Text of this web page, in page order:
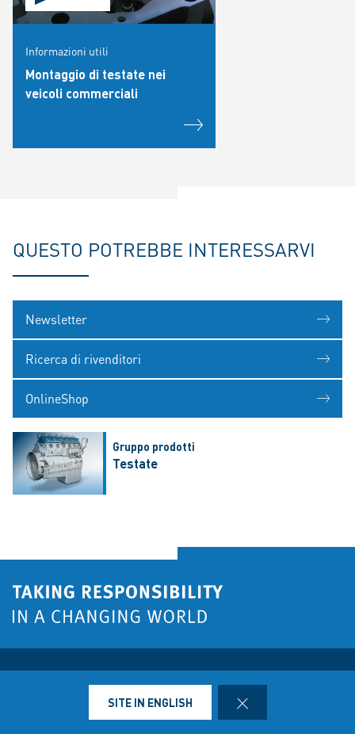
Informazioni utili
Montaggio di testate nei
veicoli commerciali
QUESTO POTREBBE INTERESSARVI
Newsletter
Ricerca di rivenditori
OnlineShop
Gruppo prodotti
Testate
SITE IN ENGLISH CLOSE